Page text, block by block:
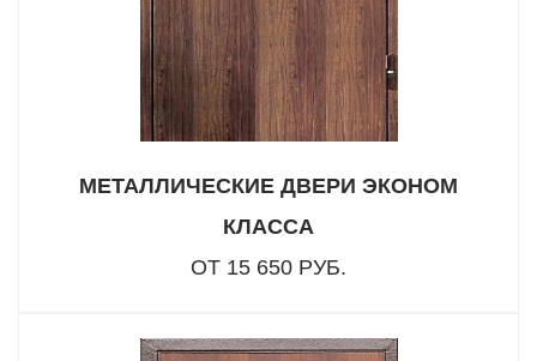
МЕТАЛЛИЧЕСКИЕ ДВЕРИ ЭКОНОМ
КЛАССА
ОТ 15 650 РУБ.